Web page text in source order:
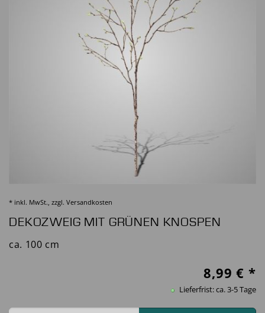
* inkl. MwSt., zzgl. Versandkosten
DEKOZWEIG MIT GRÜNEN KNOSPEN
ca. 100 cm
8,99 € *
Lieferfrist: ca. 3-5 Tage